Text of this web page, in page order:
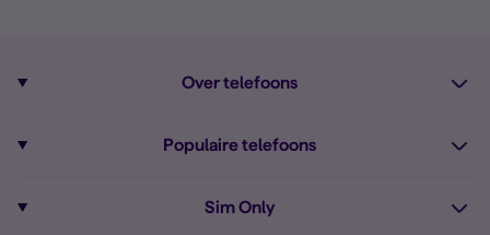
Over telefoons
Alle telefoons
Populaire telefoons
Sim Only